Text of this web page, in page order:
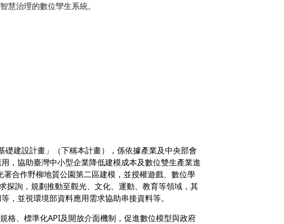
治理的數位孿生系統。
建設計畫」（下稱本計畫），係依據產業及中央部會
，協助臺灣中小型企業降低建模成本及數位雙生產業進
合作野柳地質公園第二區建模，並授權遊戲、數位學
探詢，規劃推動至觀光、文化、運動、教育等領域，其
，並視環境部資料應用需求協助串接資料等。
格、標準化API及開放介面機制，促進數位模型與政府